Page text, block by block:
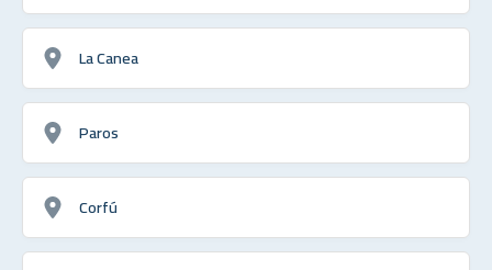
La Canea
Paros
Corfú